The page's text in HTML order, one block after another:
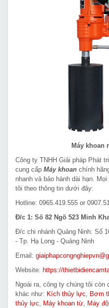
Máy khoan
Công ty TNHH Giải pháp Phát
cung cấp Máy khoan chính
nhanh và bảo hành dài hạn.
tôi theo thông tin dưới đây:
Hotline: 0965.419.555 or
Đ/c 1: Số 82 Ngõ 523 Minh
Đ/c chi nhánh Quảng Ninh: Số
- Tp. Hạ Long - Quảng Ninh
Email:
Website: https://
Ngoài ra, công ty chúng tôi còn
khác như: Kích thủy lực Bơm
thủy lực
Máy khoan từ Máy